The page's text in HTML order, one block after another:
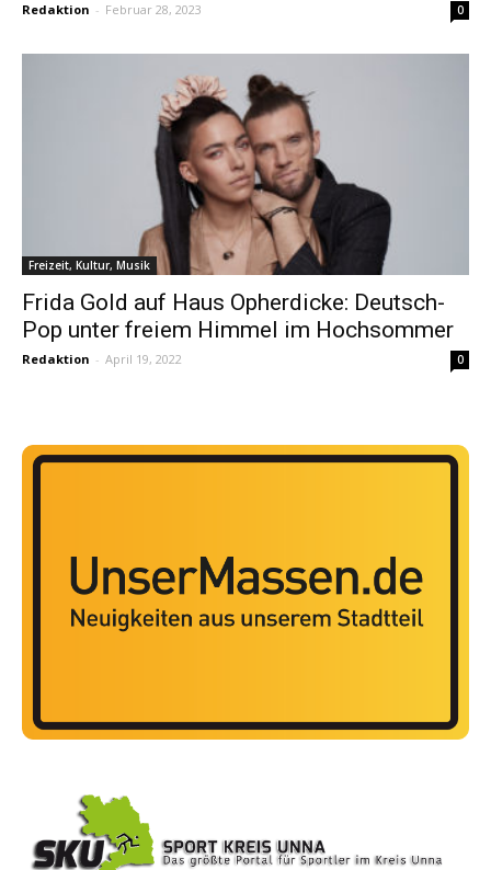
Redaktion - Februar 28, 2023 0
Freizeit, Kultur, Musik
Frida Gold auf Haus Opherdicke: Deutsch-
Pop unter freiem Himmel im Hochsommer
Redaktion - April 19, 2022 0